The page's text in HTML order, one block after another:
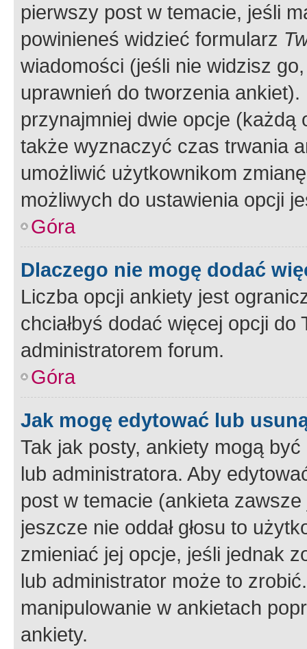
pierwszy post w temacie, jeśli
powinieneś widzieć formularz
wiadomości (jeśli nie widzisz
uprawnień do tworzenia
przynajmniej dwie opcje
także wyznaczyć czas trwania
umożliwić użytkownikom
możliwych do ustawienia opcji
Góra
Dlaczego nie mogę dodać
Liczba opcji ankiety jest
chciałbyś dodać więcej opcji
administratorem forum.
Góra
Jak mogę edytować lub
Tak jak posty, ankiety mogą
lub administratora. Aby
post w temacie (ankieta
jeszcze nie oddał głosu to
zmieniać jej opcje, jeśli jednak
lub administrator może to
manipulowanie w ankietach
ankiety.